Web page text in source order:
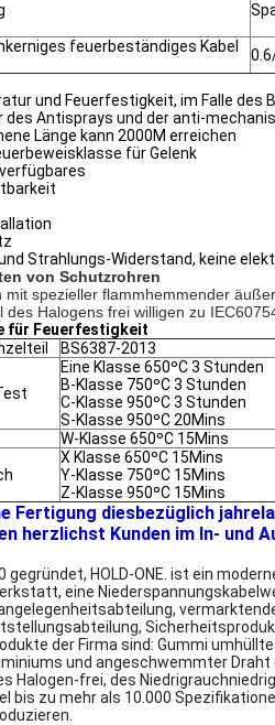
feuerbeständiges Kabel
und Feuerfestigkeit, im Falle des
des Antisprays und der anti-
Länge kann 2000M erreichen
für Gelenk
Strahlungs-Widerstand, keine
von Schutzrohren
mit spezieller flammhemmender
des Halogens frei willigen zu
für Feuerfestigkeit
BS6387-2013
Eine Klasse 650ºC 3 Stunden
B-Klasse 750ºC 3 Stunden
C-Klasse 950ºC 3 Stunden
S-Klasse 950ºC 20Mins
W-Klasse 650ºC 15Mins
X Klasse 650ºC 15Mins
Y-Klasse 750ºC 15Mins
Z-Klasse 950ºC 15Mins
Fertigung diesbezüglich
herzlichst Kunden im In- und
gegründet, HOLD-ONE. ist ein
eine
der Firma sind: Gummi
und angeschwemmter Draht
Halogen-frei, des
bis zu mehr als 10.000